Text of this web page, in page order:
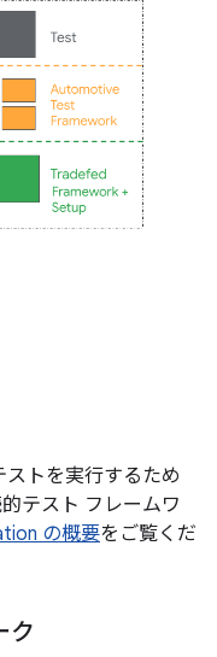
トを実行するため
テスト フレームワ
の概要をご覧くだ
ク